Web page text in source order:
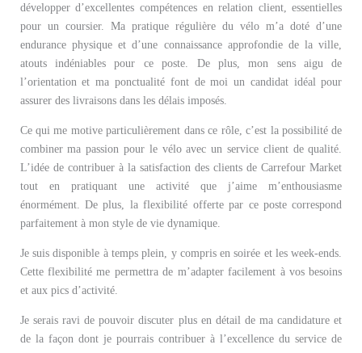
développer d’excellentes compétences en relation client, essentielles
pour un coursier. Ma pratique régulière du vélo m’a doté d’une
endurance physique et d’une connaissance approfondie de la ville,
atouts indéniables pour ce poste. De plus, mon sens aigu de
l’orientation et ma ponctualité font de moi un candidat idéal pour
assurer des livraisons dans les délais imposés.
Ce qui me motive particulièrement dans ce rôle, c’est la possibilité de
combiner ma passion pour le vélo avec un service client de qualité.
L’idée de contribuer à la satisfaction des clients de Carrefour Market
tout en pratiquant une activité que j’aime m’enthousiasme
énormément. De plus, la flexibilité offerte par ce poste correspond
parfaitement à mon style de vie dynamique.
Je suis disponible à temps plein, y compris en soirée et les week-ends.
Cette flexibilité me permettra de m’adapter facilement à vos besoins
et aux pics d’activité.
Je serais ravi de pouvoir discuter plus en détail de ma candidature et
de la façon dont je pourrais contribuer à l’excellence du service de